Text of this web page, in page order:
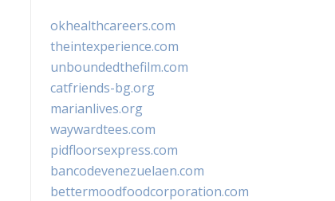
okhealthcareers.com
theintexperience.com
unboundedthefilm.com
catfriends-bg.org
marianlives.org
waywardtees.com
pidfloorsexpress.com
bancodevenezuelaen.com
bettermoodfoodcorporation.com